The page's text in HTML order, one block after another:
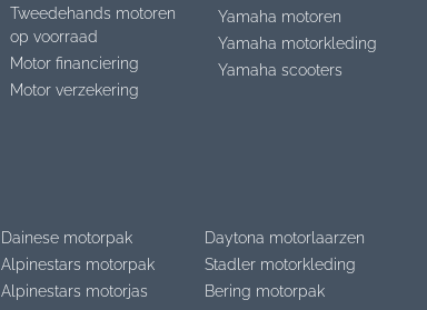
Tweedehands motoren
op voorraad
Motor financiering
Motor verzekering
Yamaha motoren
Yamaha motorkleding
Yamaha scooters
Dainese motorpak
Alpinestars motorpak
Alpinestars motorjas
Daytona motorlaarzen
Stadler motorkleding
Bering motorpak